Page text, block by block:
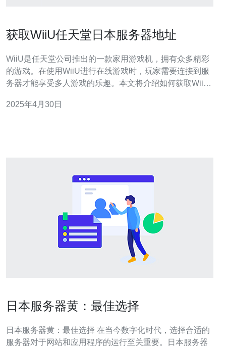
获取WiiU任天堂日本服务器地址
WiiU是任天堂公司推出的一款家用游戏机，拥有众多精彩
的游戏。在使用WiiU进行在线游戏时，玩家需要连接到服
务器才能享受多人游戏的乐趣。本文将介绍如何获取WiiU
畅玩游戏。 首先，打开您的WiiU游戏机并进入主菜单。然
2025年4月30日
日本服务器黄：最佳选择
日本服务器黄：最佳选择 在当今数字化时代，选择合适的
服务器对于网站和应用程序的运行至关重要。日本服务器